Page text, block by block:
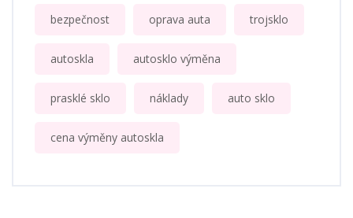
bezpečnost oprava auta trojsklo
autoskla autosklo výměna
prasklé sklo náklady auto sklo
cena výměny autoskla